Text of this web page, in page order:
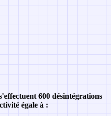
600 désintégrations
égale à :